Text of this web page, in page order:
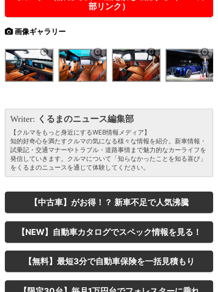
部リンク）
画像ギャラリー
Writer: くるまのニュース編集部
【クルマをもっと身近にするWEB情報メディア】
知的好奇心を満たすクルマの気になる様々な情報を紹介。新車情報・
試乗記・交通マナーやトラブル・道路事情まで魅力的なカーライフを
発信していきます。クルマについて「知らなかったことを知る喜び」
をくるまのニュースを通じて体験してください。
【中古車】がお得！？ 新車不足で人気沸騰
【NEW】自動車カタログでスペック情報を見る！
【無料】最短3分で自動車保険を一括見積もり